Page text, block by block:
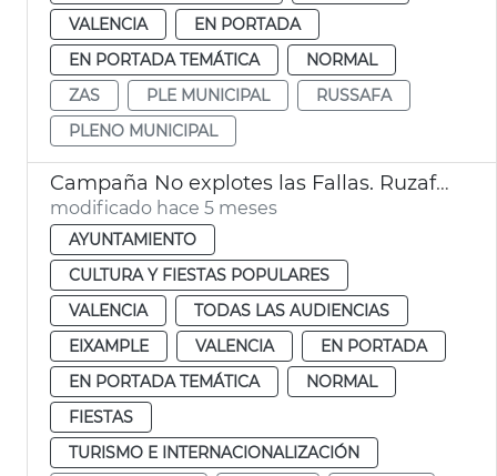
VALENCIA
EN PORTADA
EN PORTADA TEMÁTICA
NORMAL
ZAS
PLE MUNICIPAL
RUSSAFA
PLENO MUNICIPAL
Campaña No explotes las Fallas. Ruzafa València
modificado hace 5 meses
AYUNTAMIENTO
CULTURA Y FIESTAS POPULARES
VALENCIA
TODAS LAS AUDIENCIAS
EIXAMPLE
VALENCIA
EN PORTADA
EN PORTADA TEMÁTICA
NORMAL
FIESTAS
TURISMO E INTERNACIONALIZACIÓN